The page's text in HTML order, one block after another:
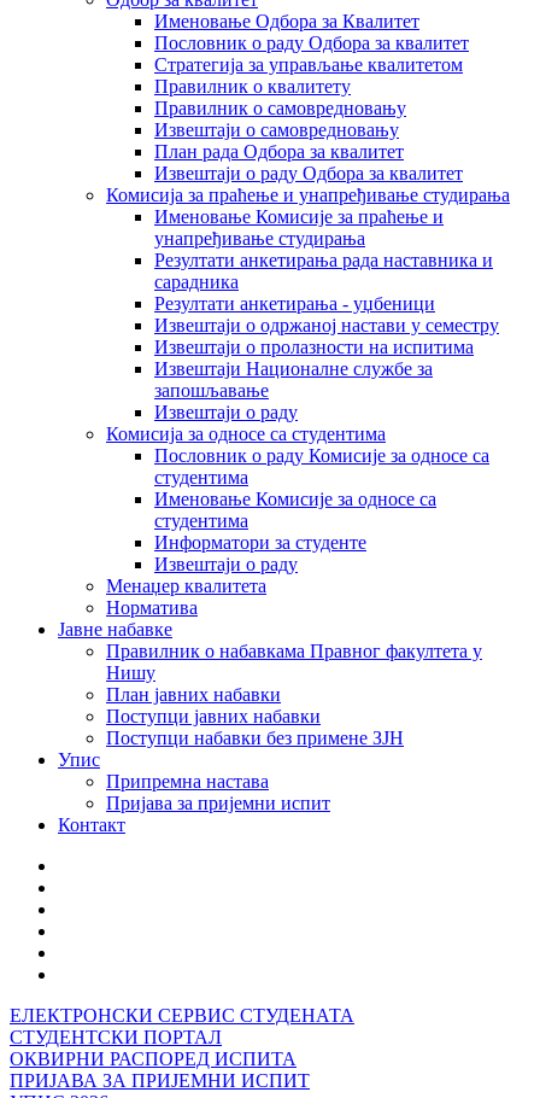
Именовање Одбора за Квалитет
Пословник о раду Одбора за квалитет
Стратегија за управљање квалитетом
Правилник о квалитету
Правилник о самовредновању
Извештаји о самовредновању
План рада Одбора за квалитет
Извештаји о раду Одбора за квалитет
Комисија за праћење и унапређивање студирања
Именовање Комисије за праћење и
унапређивање студирања
Резултати анкетирања рада наставника и
сарадника
Резултати анкетирања - уџбеници
Извештаји о одржаној настави у семестру
Извештаји о пролазности на испитима
Извештаји Националне службе за
запошљавање
Извештаји о раду
Комисија за односе са студентима
Пословник о раду Комисије за односе са
студентима
Именовање Комисије за односе са
студентима
Информатори за студенте
Извештаји о раду
Менаџер квалитета
Норматива
Јавне набавке
Правилник о набавкама Правног факултета у
Нишу
План јавних набавки
Поступци јавних набавки
Поступци набавки без примене ЗЈН
Упис
Припремна настава
Пријава за пријемни испит
Контакт
ЕЛЕКТРОНСКИ СЕРВИС СТУДЕНАТА
СТУДЕНТСКИ ПОРТАЛ
ОКВИРНИ РАСПОРЕД ИСПИТА
ПРИЈАВА ЗА ПРИЈЕМНИ ИСПИТ